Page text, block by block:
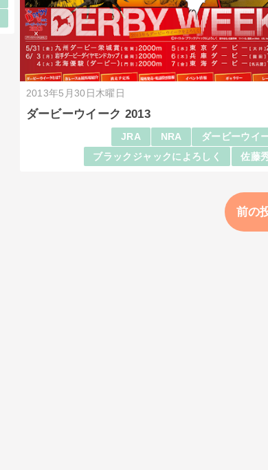
2013年5月30日木曜日
ダービーウイーク 2013
JRA NRA
ダービーウイ
ブラックジャックによろしく
佐藤
前の